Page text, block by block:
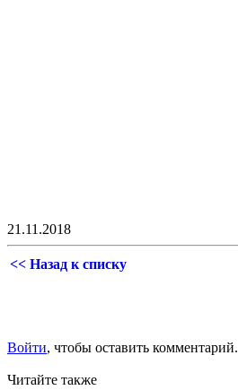
21.11.2018
<< Назад к списку
Войти, чтобы оставить комментарий.
Читайте также